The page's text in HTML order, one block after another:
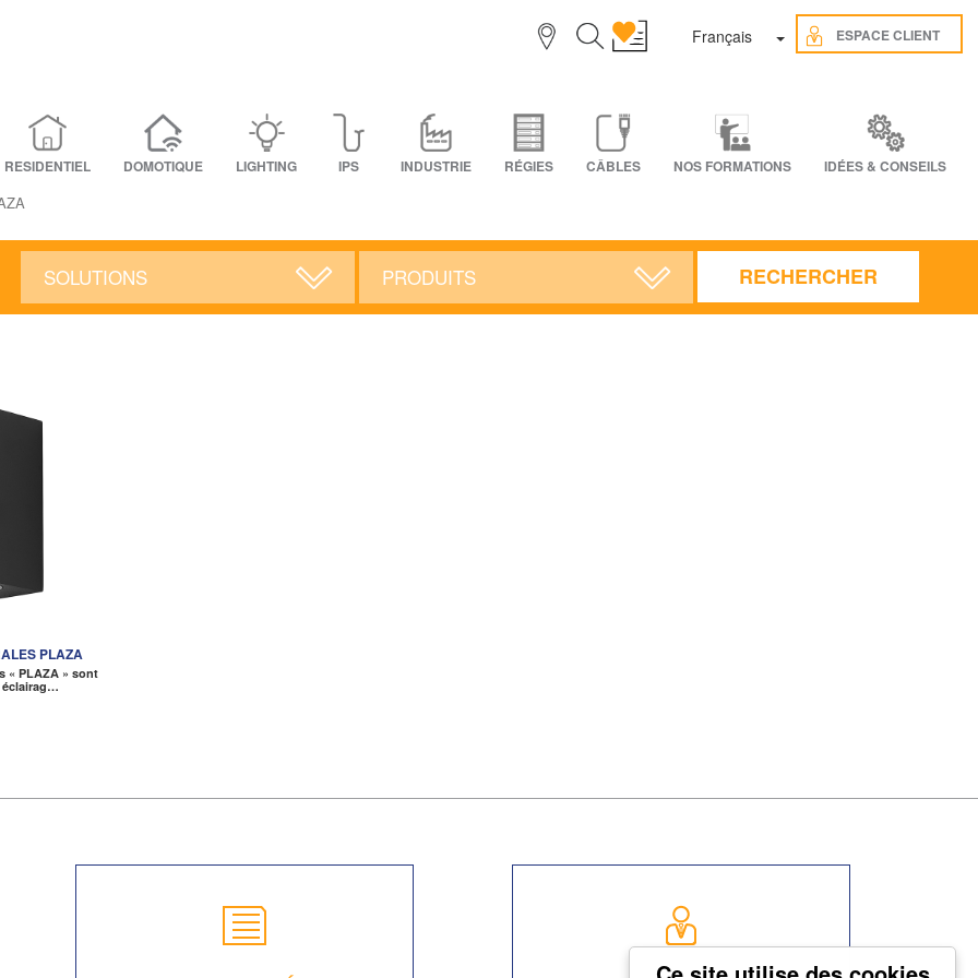
Français Toggle Dropdown
ESPACE CLIENT
RESIDENTIEL DOMOTIQUE LIGHTING IPS INDUSTRIE RÉGIES CÂBLES NOS FORMATIONS IDÉES & CONSEILS
RECHERCHER
PLAZA
« PLAZA » sont
éclairag…